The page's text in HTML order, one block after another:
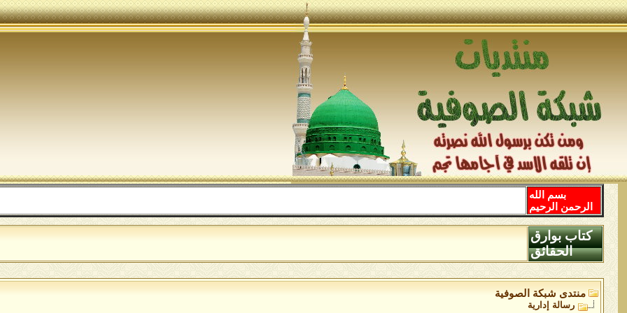
بسم الله
الرحمن الرحيم
كتاب بوارق
الحقائق
منتدى شبكة الصوفية
رسالة إدارية